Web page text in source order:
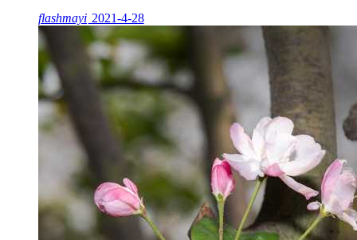
flashmayi 2021-4-28